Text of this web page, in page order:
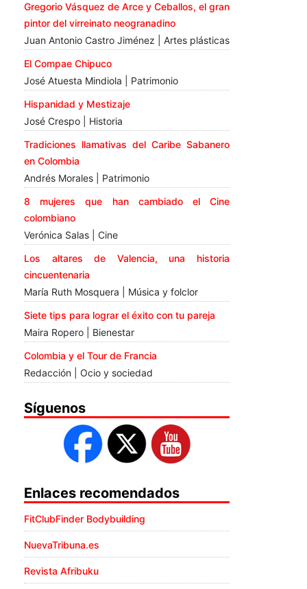
Gregorio Vásquez de Arce y Ceballos, el gran
pintor del virreinato neogranadino
Juan Antonio Castro Jiménez | Artes plásticas
El Compae Chipuco
José Atuesta Mindiola | Patrimonio
Hispanidad y Mestizaje
José Crespo | Historia
Tradiciones llamativas del Caribe Sabanero
en Colombia
Andrés Morales | Patrimonio
8 mujeres que han cambiado el Cine
colombiano
Verónica Salas | Cine
Los altares de Valencia, una historia
cincuentenaria
María Ruth Mosquera | Música y folclor
Siete tips para lograr el éxito con tu pareja
Maira Ropero | Bienestar
Colombia y el Tour de Francia
Redacción | Ocio y sociedad
Síguenos
Enlaces recomendados
FitClubFinder Bodybuilding
NuevaTribuna.es
Revista Afribuku